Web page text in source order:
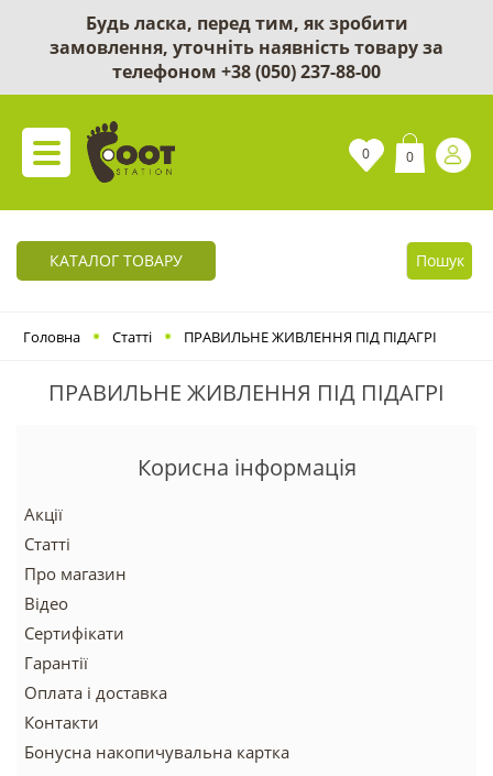
Будь ласка, перед тим, як зробити
замовлення, уточніть наявність товару за
телефоном +38 (050) 237-88-00
0 0
КАТАЛОГ ТОВАРУ Пошук
Головна Статті ПРАВИЛЬНЕ ЖИВЛЕННЯ ПІД ПІДАГРІ
ПРАВИЛЬНЕ ЖИВЛЕННЯ ПІД ПІДАГРІ
Корисна інформація
Акції
Статті
Про магазин
Відео
Сертифікати
Гарантії
Оплата і доставка
Контакти
Бонусна накопичувальна картка